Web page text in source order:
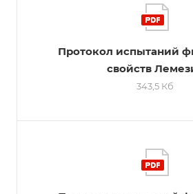
Протокол испытаний
свойств
343,5 Кб